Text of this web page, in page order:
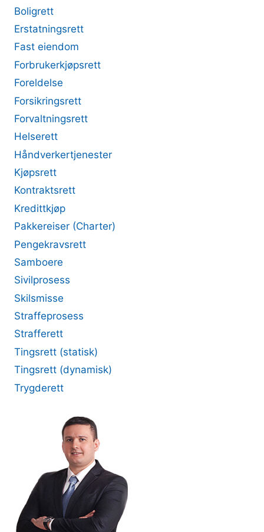
Boligrett
Erstatningsrett
Fast eiendom
Forbrukerkjøpsrett
Foreldelse
Forsikringsrett
Forvaltningsrett
Helserett
Håndverkertjenester
Kjøpsrett
Kontraktsrett
Kredittkjøp
Pakkereiser (Charter)
Pengekravsrett
Samboere
Sivilprosess
Skilsmisse
Straffeprosess
Strafferett
Tingsrett (statisk)
Tingsrett (dynamisk)
Trygderett